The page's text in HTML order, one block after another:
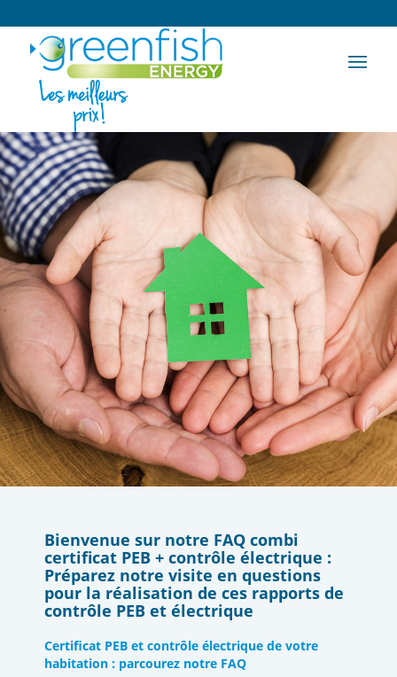
Bienvenue sur notre FAQ combi
certificat PEB + contrôle électrique :
Préparez notre visite en questions
pour la réalisation de ces rapports de
contrôle PEB et électrique
Certificat PEB et contrôle électrique de votre
habitation : parcourez notre FAQ